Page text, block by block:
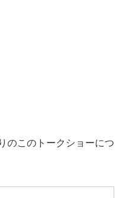
のこのトークショーにつ